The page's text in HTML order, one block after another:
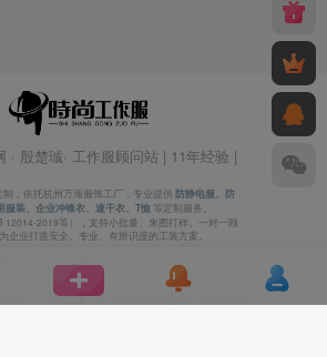
· 殷楚珹· 工作服顾问站 | 11年经验 |
，依托杭州万海服饰工厂，专业提供 防静电服、防
服装、企业冲锋衣、速干衣、T恤 等定制服务。
12014-2019等），支持小批量、来图打样。一对一顾
企业打造安全、专业、有辨识度的工装方案。
明 广告合作关于顾问殷楚珹